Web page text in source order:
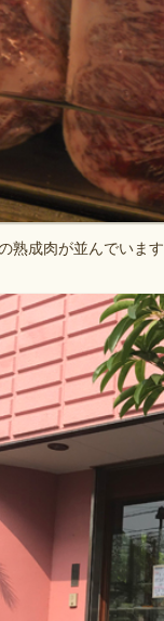
熟成肉が並んでいます